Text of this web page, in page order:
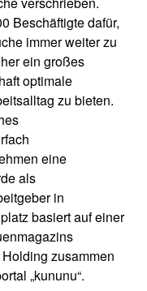
Beschäftigte dafür,
immer weiter zu
ein großes
optimale
zu bieten.
eine
als
in
basiert auf einer
zusammen
„kununu“.